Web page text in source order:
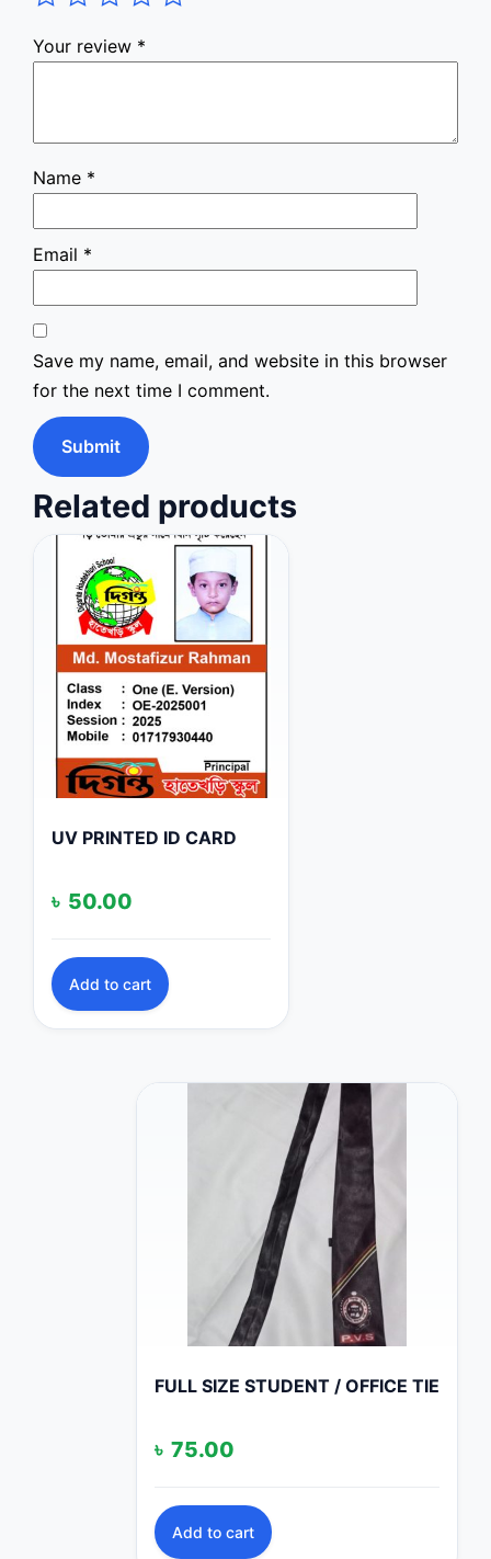
Your review *
Name *
Email *
Save my name, email, and website in this browser
for the next time I comment.
Related products
UV PRINTED ID CARD
৳ 50.00
Add to cart
FULL SIZE STUDENT / OFFICE TIE
৳ 75.00
Add to cart